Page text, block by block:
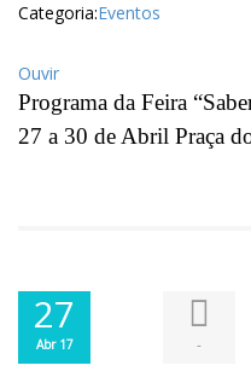
Categoria:Eventos
Ouvir
Programa da Feira
27 a 30 de Abril Praça
27
Abr 17 -